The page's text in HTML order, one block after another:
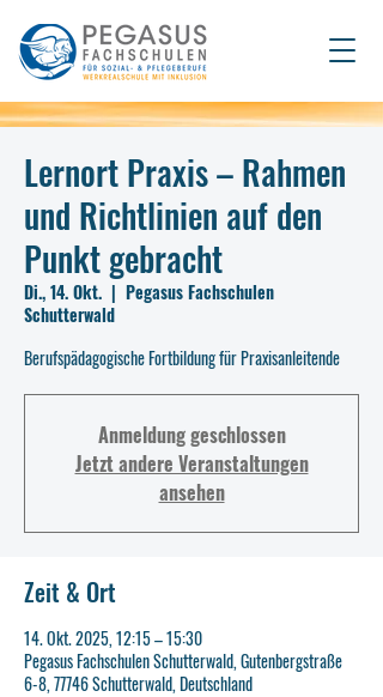
Lernort Praxis – Rahmen
und Richtlinien auf den
Punkt gebracht
Di., 14. Okt.
  |
Pegasus Fachschulen
Schutterwald
Berufspädagogische Fortbildung für Praxisanleitende
Anmeldung geschlossen
Jetzt andere Veranstaltungen
ansehen
Zeit & Ort
14. Okt. 2025, 12:15 – 15:30
Pegasus Fachschulen Schutterwald, Gutenbergstraße
6-8, 77746 Schutterwald, Deutschland